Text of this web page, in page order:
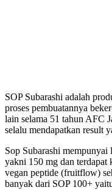
SOP Subarashi adalah
proses pembuatannya
lain selama 51 tahun AFC
selalu mendapatkan result
Sop Subarashi
yakni 150 mg dan terdapat
vegan peptide (fruitflow)
banyak dari SOP 100+